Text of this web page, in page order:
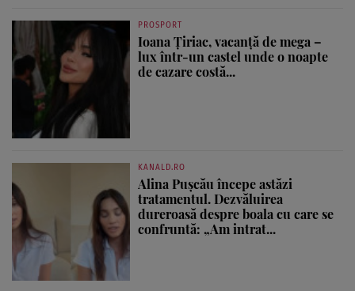
PROSPORT
Ioana Țiriac, vacanță de mega –
lux într-un castel unde o noapte
de cazare costă...
KANALD.RO
Alina Pușcău începe astăzi
tratamentul. Dezvăluirea
dureroasă despre boala cu care se
confruntă: „Am intrat...